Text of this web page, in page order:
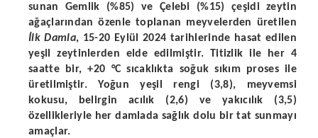
sunan Gemlik (%85) ve Çelebi (%15) çeşidi zeytin
ağaçlarından özenle toplanan meyvelerden üretilen
İlk Damla, 15-20 Eylül 2024 tarihlerinde hasat edilen
yeşil zeytinlerden elde edilmiştir. Titizlik ile her 4
saatte bir, +20 °C sıcaklıkta soğuk sıkım proses ile
üretilmiştir. Yoğun yeşil rengi (3,8), meyvemsi
kokusu, belirgin acılık (2,6) ve yakıcılık (3,5)
özellikleriyle her damlada sağlık dolu bir tat sunmayı
amaçlar.